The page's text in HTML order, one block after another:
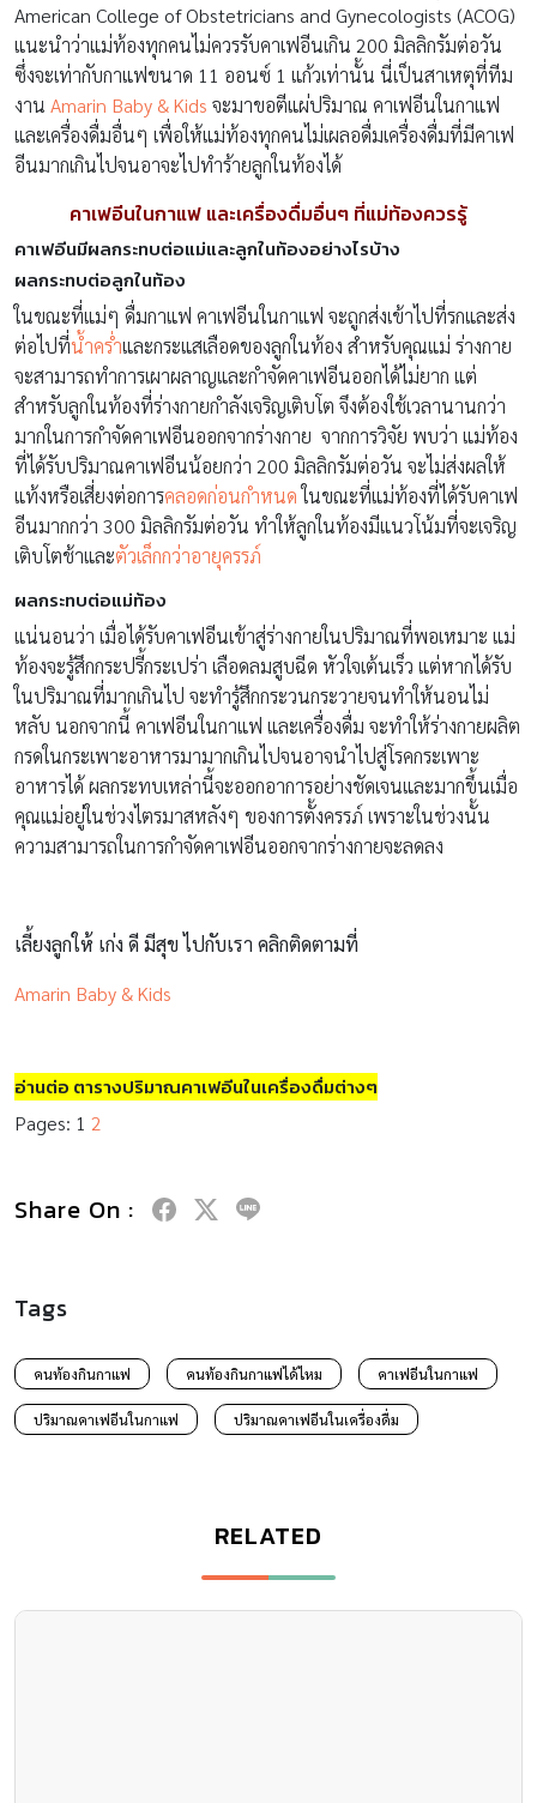
American College of Obstetricians and Gynecologists (ACOG)
แนะนำว่าแม่ท้องทุกคนไม่ควรรับคาเฟอีนเกิน 200 มิลลิกรัมต่อวัน
ซึ่งจะเท่ากับกาแฟขนาด 11 ออนซ์ 1 แก้วเท่านั้น นี่เป็นสาเหตุที่ทีม
งาน Amarin Baby & Kids จะมาขอตีแผ่ปริมาณ คาเฟอีนในกาแฟ
และเครื่องดื่มอื่นๆ เพื่อให้แม่ท้องทุกคนไม่เผลอดื่มเครื่องดื่มที่มีคาเฟ
อีนมากเกินไปจนอาจะไปทำร้ายลูกในท้องได้
คาเฟอีนในกาแฟ และเครื่องดื่มอื่นๆ ที่แม่ท้องควรรู้
คาเฟอีนมีผลกระทบต่อแม่และลูกในท้องอย่างไรบ้าง
ผลกระทบต่อลูกในท้อง
ในขณะที่แม่ๆ ดื่มกาแฟ คาเฟอีนในกาแฟ จะถูกส่งเข้าไปที่รกและส่ง
ต่อไปที่น้ำคร่ำและกระแสเลือดของลูกในท้อง สำหรับคุณแม่ ร่างกาย
จะสามารถทำการเผาผลาญและกำจัดคาเฟอีนออกได้ไม่ยาก แต่
สำหรับลูกในท้องที่ร่างกายกำลังเจริญเติบโต จึงต้องใช้เวลานานกว่า
มากในการกำจัดคาเฟอีนออกจากร่างกาย จากการวิจัย พบว่า แม่ท้อง
ที่ได้รับปริมาณคาเฟอีนน้อยกว่า 200 มิลลิกรัมต่อวัน จะไม่ส่งผลให้
แท้งหรือเสี่ยงต่อการคลอดก่อนกำหนดในขณะที่แม่ท้องที่ได้รับคาเฟ
อีนมากกว่า 300 มิลลิกรัมต่อวัน ทำให้ลูกในท้องมีแนวโน้มที่จะเจริญ
เติบโตช้าและตัวเล็กกว่าอายุครรภ์
ผลกระทบต่อแม่ท้อง
แน่นอนว่า เมื่อได้รับคาเฟอีนเข้าสู่ร่างกายในปริมาณที่พอเหมาะ แม่
ท้องจะรู้สึกกระปรี้กระเปร่า เลือดลมสูบฉีด หัวใจเต้นเร็ว แต่หากได้รับ
ในปริมาณที่มากเกินไป จะทำรู้สึกกระวนกระวายจนทำให้นอนไม่
หลับ นอกจากนี้ คาเฟอีนในกาแฟ และเครื่องดื่ม จะทำให้ร่างกายผลิต
กรดในกระเพาะอาหารมามากเกินไปจนอาจนำไปสู่โรคกระเพาะ
อาหารได้ ผลกระทบเหล่านี้จะออกอาการอย่างชัดเจนและมากขึ้นเมื่อ
คุณแม่อยู่ในช่วงไตรมาสหลังๆ ของการตั้งครรภ์ เพราะในช่วงนั้น
ความสามารถในการกำจัดคาเฟอีนออกจากร่างกายจะลดลง
เลี้ยงลูกให้ เก่ง ดี มีสุข ไปกับเรา คลิกติดตามที่
Amarin Baby & Kids
อ่านต่อ ตารางปริมาณคาเฟอีนในเครื่องดื่มต่างๆ
Pages: 1 2
Share On :
Tags
คนท้องกินกาแฟ คนท้องกินกาแฟได้ไหม คาเฟอีนในกาแฟ
ปริมาณคาเฟอีนในกาแฟ ปริมาณคาเฟอีนในเครื่องดื่ม
RELATED